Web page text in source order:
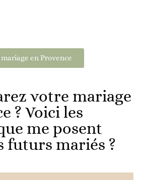
mariage en Provence
votre mariage
? Voici les
me posent
futurs mariés ?